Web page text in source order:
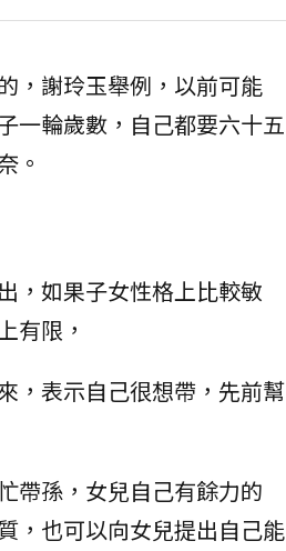
，謝玲玉舉例，以前可能
一輪歲數，自己都要六十五
。
，如果子女性格上比較敏
有限，
，表示自己很想帶，先前幫
帶孫，女兒自己有餘力的
，也可以向女兒提出自己能